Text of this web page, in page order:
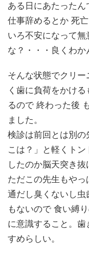
ある日にあたったん
仕事辞めるとか 死
いろ不安になって
な？・・・良くわか
そんな状態でクリ
く歯に負荷をかけ
るので 終わった後
ました。
検診は前回とは別の
こは？」と軽くト
したのか脳天突き抜
ただこの先生もや
通だし臭くないし虫
もないので 食い縛
に意識すること。
すめらしい。